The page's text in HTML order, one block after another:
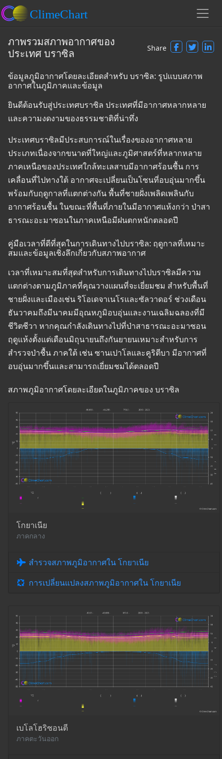
ภาพรวมสภาพอากาศของ
ประเทศ บราซิล
Share
ข้อมูลภูมิอากาศโดยละเอียดสำหรับ บราซิล: รูปแบบสภาพ
อากาศในภูมิภาคและข้อมูล
ยินดีต้อนรับสู่ประเทศบราซิล ประเทศที่มีอากาศหลากหลาย
และความงดงามของธรรมชาติที่น่าทึ่ง
ประเทศบราซิลมีประสบการณ์ในเรื่องของอากาศหลาย
ประเภทเนื่องจากขนาดที่ใหญ่และภูมิศาสตร์ที่หลากหลาย
ภาคเหนือของประเทศใกล้ทะเลสาบมีอากาศร้อนชื้น การ
เคลื่อนที่ไปทางใต้ อากาศจะเปลี่ยนเป็นโซนที่อบอุ่นมากขึ้น
พร้อมกับฤดูกาลที่แตกต่างกัน พื้นที่ชายฝั่งเพลิดเพลินกับ
อากาศร้อนชื้น ในขณะที่พื้นที่ภายในมีอากาศแห้งกว่า ป่าสา
ธารณะอะมาซอนในภาคเหนือมีฝนตกหนักตลอดปี
คู่มือเวลาที่ดีที่สุดในการเดินทางไปบราซิล: ฤดูกาลที่เหมาะ
สมและข้อมูลเชิงลึกเกี่ยวกับสภาพอากาศ
เวลาที่เหมาะสมที่สุดสำหรับการเดินทางไปบราซิลมีความ
แตกต่างตามภูมิภาคที่คุณวางแผนที่จะเยี่ยมชม สำหรับพื้นที่
ชายฝั่งและเมืองเช่น ริโอเดจาเนโรและซัลวาดอร์ ช่วงเดือน
ธันวาคมถึงมีนาคมมีอุณหภูมิอบอุ่นและงานเฉลิมฉลองที่มี
ชีวิตชีวา หากคุณกำลังเดินทางไปที่ป่าสาธารณะอะมาซอน
ฤดูแห้งตั้งแต่เดือนมิถุนายนถึงกันยายนเหมาะสำหรับการ
สำรวจป่าชื้น ภาคใต้ เช่น ซานเปาโลและคูริตีบา มีอากาศที่
อบอุ่นมากขึ้นและสามารถเยี่ยมชมได้ตลอดปี
สภาพภูมิอากาศโดยละเอียดในภูมิภาคของ บราซิล
โกยาเนีย
ภาคกลาง
สำรวจสภาพภูมิอากาศใน โกยาเนีย
การเปลี่ยนแปลงสภาพภูมิอากาศใน โกยาเนีย
เบโลโฮริซอนตี
ภาคตะวันออก